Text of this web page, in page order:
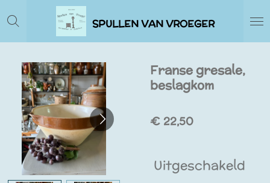
Ga
direct
naar
hoofdinhoud
SPULLEN VAN VROEGER
Franse gresale,
beslagkom
€ 22,50
Uitgeschakeld